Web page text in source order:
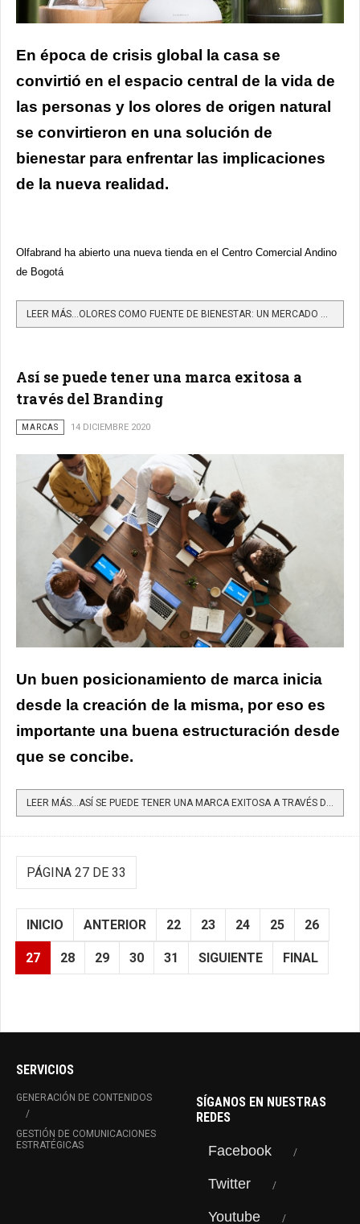
En época de crisis global la casa se
convirtió en el espacio central de la vida de
las personas y los olores de origen natural
se convirtieron en una solución de
bienestar para enfrentar las implicaciones
de la nueva realidad.
Olfabrand ha abierto una nueva tienda en el Centro Comercial Andino
de Bogotá
Así se puede tener una marca exitosa a
través del Branding
MARCAS 14 DICIEMBRE 2020
Un buen posicionamiento de marca inicia
desde la creación de la misma, por eso es
importante una buena estructuración desde
que se concibe.
PÁGINA 27 DE 33
INICIO ANTERIOR 22 23 24 25 26
27 28 29 30 31 SIGUIENTE FINAL
SERVICIOS
GENERACIÓN DE CONTENIDOS
GESTIÓN DE COMUNICACIONES
ESTRATÉGICAS
SÍGANOS EN NUESTRAS
REDES
Facebook
Twitter
Youtube